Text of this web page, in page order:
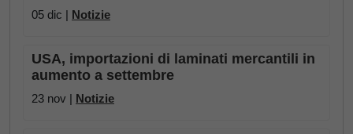
05 dic | Notizie
USA, importazioni di laminati mercantili in
aumento a settembre
23 nov | Notizie